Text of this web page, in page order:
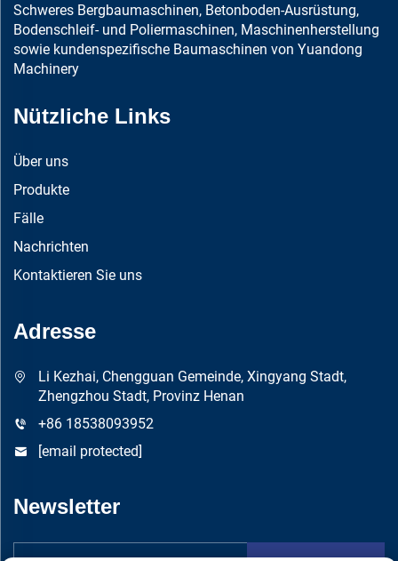
Schweres Bergbaumaschinen, Betonboden-Ausrüstung,
Bodenschleif- und Poliermaschinen, Maschinenherstellung
sowie kundenspezifische Baumaschinen von Yuandong
Machinery
Nützliche Links
Über uns
Produkte
Fälle
Nachrichten
Kontaktieren Sie uns
Adresse
Li Kezhai, Chengguan Gemeinde, Xingyang Stadt,
Zhengzhou Stadt, Provinz Henan
+86 18538093952
[email protected]
Newsletter